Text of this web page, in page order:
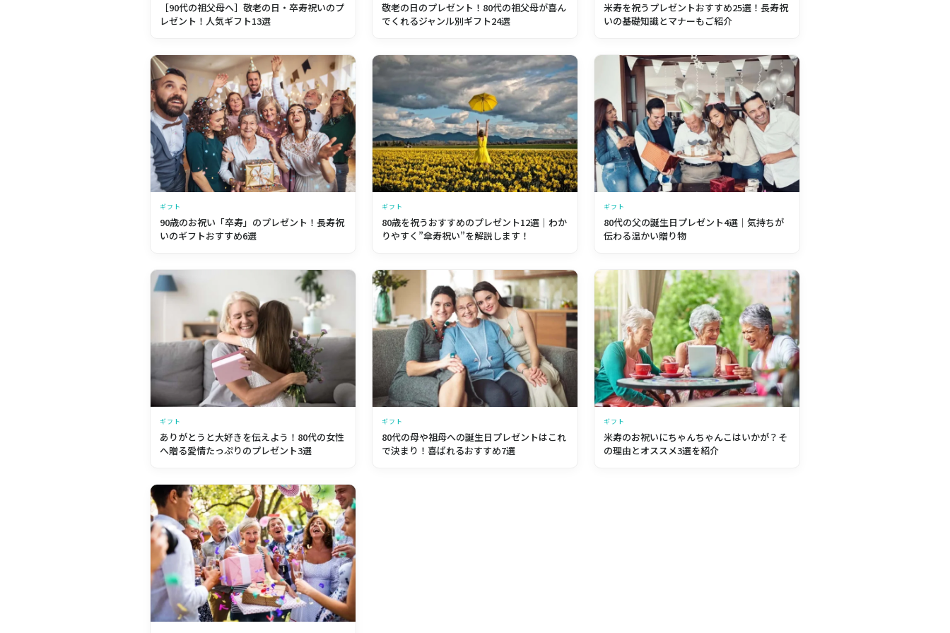
［90代の祖父母へ］敬老の日・卒寿祝いのプ
レゼント！人気ギフト13選
敬老の日のプレゼント！80代の祖父母が喜ん
でくれるジャンル別ギフト24選
米寿を祝うプレゼントおすすめ25選！長寿祝
いの基礎知識とマナーもご紹介
ギフト
90歳のお祝い「卒寿」のプレゼント！長寿祝
いのギフトおすすめ6選
ギフト
80歳を祝うおすすめのプレゼント12選｜わか
りやすく”傘寿祝い”を解説します！
ギフト
80代の父の誕生日プレゼント4選｜気持ちが
伝わる温かい贈り物
ギフト
ありがとうと大好きを伝えよう！80代の女性
へ贈る愛情たっぷりのプレゼント3選
ギフト
80代の母や祖母への誕生日プレゼントはこれ
で決まり！喜ばれるおすすめ7選
ギフト
米寿のお祝いにちゃんちゃんこはいかが？そ
の理由とオススメ3選を紹介